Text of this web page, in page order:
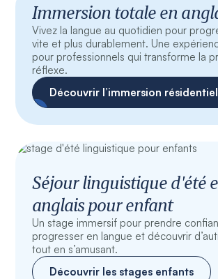
Immersion totale en
Vivez la langue au quotidien pour
vite et plus durablement. Une
pour professionnels qui transforme la
réflexe.
Découvrir l’immersion
Séjour linguistique d'été
anglais pour enfant
Un stage immersif pour prendre
progresser en langue et découvrir
tout en s’amusant.
Découvrir les stages enfants